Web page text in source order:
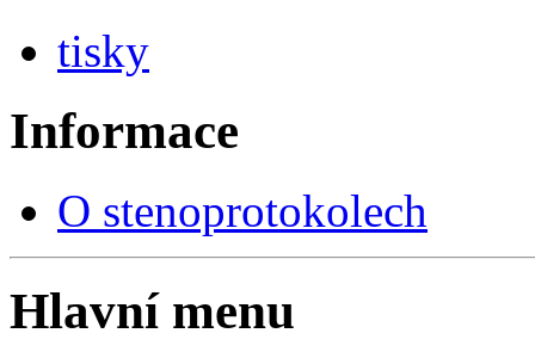
tisky
Informace
O stenoprotokolech
Hlavní menu